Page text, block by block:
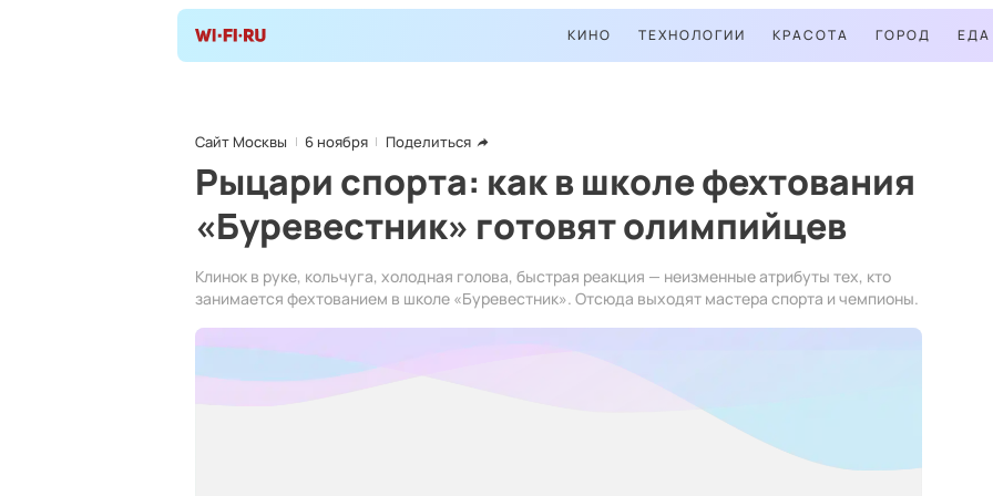
КИНО ТЕХНОЛОГИИ КРАСОТА ГОРОД ЕДА
Сайт Москвы 6 ноября Поделиться
Рыцари спорта: как в школе фехтования
«Буревестник» готовят олимпийцев
Клинок в руке, кольчуга, холодная голова, быстрая реакция — неизменные атрибуты тех, кто
занимается фехтованием в школе «Буревестник». Отсюда выходят мастера спорта и чемпионы.